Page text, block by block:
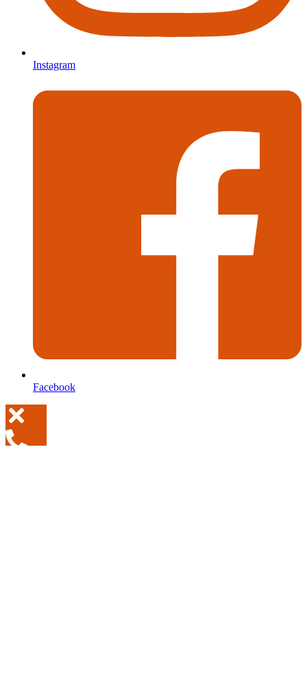
Instagram
Facebook